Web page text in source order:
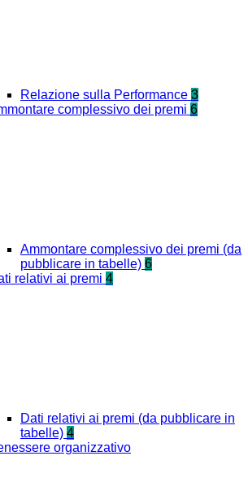
Relazione sulla Performance 3
complessivo dei premi 6
Ammontare complessivo dei premi (da
pubblicare in tabelle) 6
relativi ai premi 4
Dati relativi ai premi (da pubblicare in
tabelle) 4
organizzativo